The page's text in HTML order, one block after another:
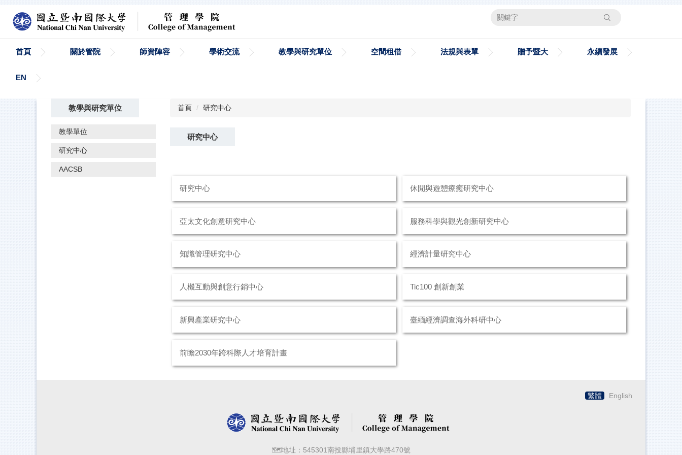
要
搜尋
首頁 關於管院 師資陣容 學術交流 教學與研究單位 空間租借 法規與表單 贈予暨大 永續發展
EN
教學與研究單位
教學單位
研究中心
AACSB
首頁 研究中心
研究中心
研究中心 休閒與遊憩療癒研究中心
亞太文化創意研究中心 服務科學與觀光創新研究中心
知識管理研究中心 經濟計量研究中心
人機互動與創意行銷中心 Tic100 創新創業
新興產業研究中心 臺緬經濟調查海外科研中心
前瞻2030年跨科際人才培育計畫
繁體 English
🗺️地址：545301南投縣埔里鎮大學路470號